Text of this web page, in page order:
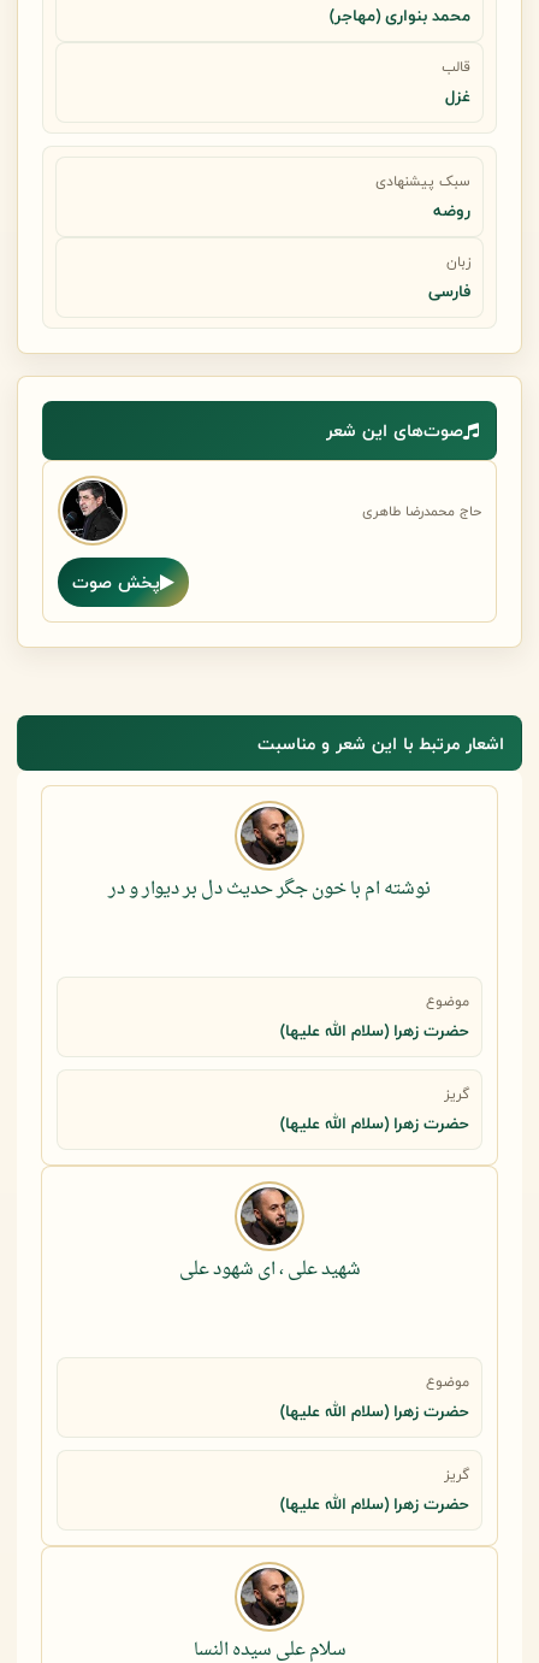
محمد بنواری (مهاجر)
قالب
غزل
سبک پیشنهادی
روضه
زبان
فارسی
صوت‌های این شعر
حاج محمدرضا طاهری
پخش صوت
اشعار مرتبط با این شعر و مناسبت
نوشته ام با خون جگر حدیث دل بر دیوار و در
موضوع
حضرت زهرا (سلام الله علیها)
گریز
حضرت زهرا (سلام الله علیها)
شهید علی ، ای شهود علی
موضوع
حضرت زهرا (سلام الله علیها)
گریز
حضرت زهرا (سلام الله علیها)
سلام علی سیده النسا